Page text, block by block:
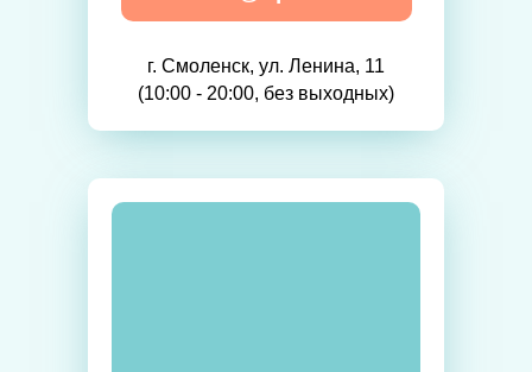
г. Смоленск, ул. Ленина, 11
(10:00 - 20:00, без выходных)